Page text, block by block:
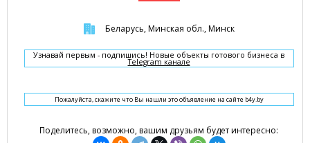
Беларусь, Минская обл., Минск
Узнавай первым - подпишись! Новые объекты готового бизнеса в
Telegram канале
Пожалуйста, скажите что Вы нашли это объявление на сайте b4y.by
Поделитесь, возможно, вашим друзьям будет интересно: